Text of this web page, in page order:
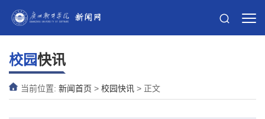
校园快讯
当前位置: 新闻首页 > 校园快讯 > 正文